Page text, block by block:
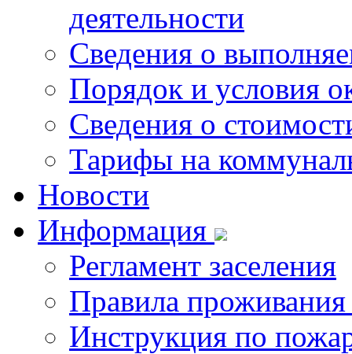
деятельности
Сведения о
Порядок и условия
Сведения о
Тарифы на
Новости
Информация
Регламент заселения
Правила
Инструкция по